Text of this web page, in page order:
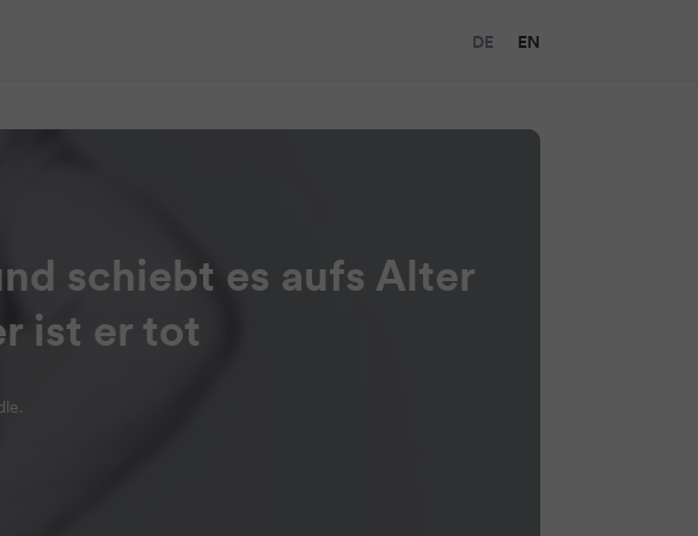
DE EN
schiebt es aufs Alter
ist er tot